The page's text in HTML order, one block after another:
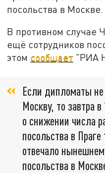
посольства в Москве.
В противном случае
ещё сотрудников
этом сообщает "РИА
Если дипломаты не
Москву, то завтра
о снижении числа
посольства в
отвечало
посольства в